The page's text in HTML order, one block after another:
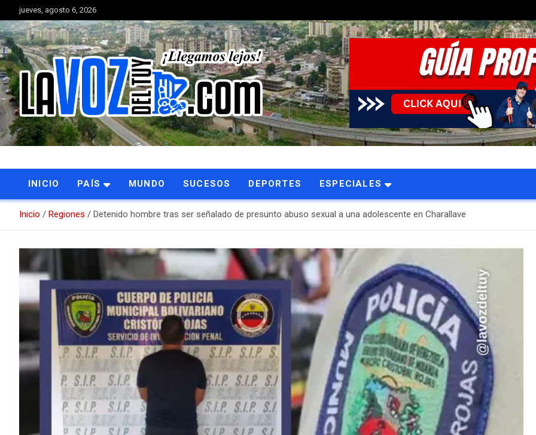
Saltar
al
contenido
jueves, agosto 6, 2026
La Voz del Tuy
Portal de noticias
INICIO PAÍS MUNDO SUCESOS DEPORTES ESPECIALES
Inicio Regiones Detenido hombre tras ser señalado de presunto abuso sexual a una adolescente en Charallave